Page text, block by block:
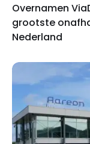
Overnamen
grootste
Nederland